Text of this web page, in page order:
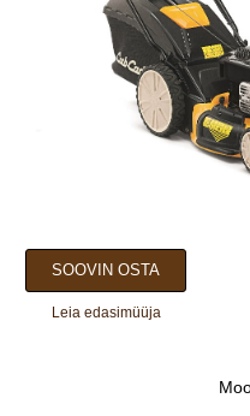
SOOVIN OSTA
Leia edasimüüja